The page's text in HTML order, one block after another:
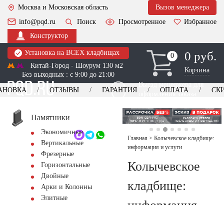
Москва и Московская область
Вызов менеджера
info@pqd.ru
Поиск Просмотренное
Избранное
Конструктор
Установка на ВСЕХ кладбищах
Китай-Город - Шоурум 130 м2
Без выходных : с 9:00 до 21:00
0
0 0 руб.
Корзина
Выезд менеджера для
оформления заказа
+7 (495) 518-44-23
Обратный звонок
ОТЗЫВЫ ГАРАНТИЯ ОПЛАТА
Памятники
Экономичные
Вертикальные
Фрезерные
Горизонтальные
Двойные
Арки и Колонны
Элитные
Главная > Колычевское кладбище:
информация и услуги
Колычевское
кладбище: